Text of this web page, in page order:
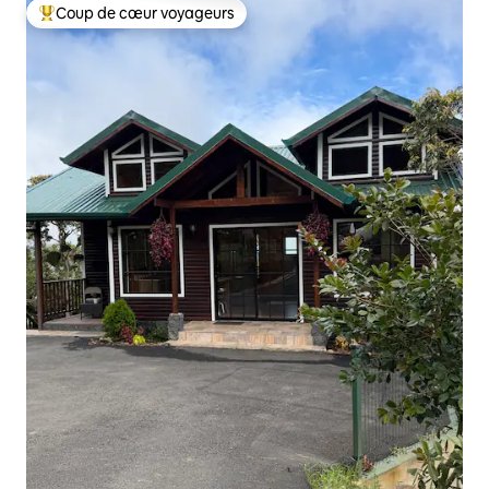
Coup de cœur voyageurs parmi les plus aimés
Coup de cœur voyageurs